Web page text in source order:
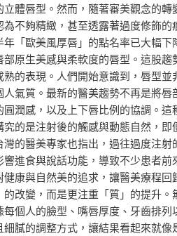
立體唇型。然而，隨著審美觀念的
為不夠精緻，甚至透露著過度修飾
年「歐美風厚唇」的點名率已大幅
部原生美感與柔軟度的唇型。這股
熟的表現。人們開始意識到，唇型
人氣質。最新的醫美趨勢不再是將
圓潤感，以及上下唇比例的協調。
究的是注射後的觸感與動態自然，
灣的醫美專家也指出，過往過度注
響進食與說話功能，導致不少患者
健康與自然美的追求，讓醫美療程
的改變，而是更注重「質」的提升。
每個人的臉型、嘴唇厚度、牙齒排
細膩的調整方式，讓結果看起來就